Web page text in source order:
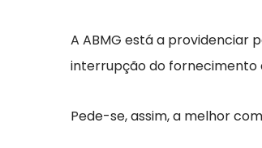
A ABMG está a providenciar
interrupção do fornecimento
Pede-se, assim, a melhor